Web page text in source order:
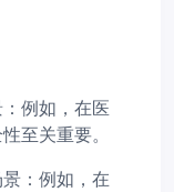
例如，在医
至关重要。
：例如，在